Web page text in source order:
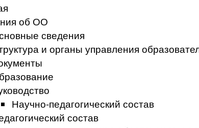
об ОО
сведения
и органы управления
Научно-педагогический состав
состав